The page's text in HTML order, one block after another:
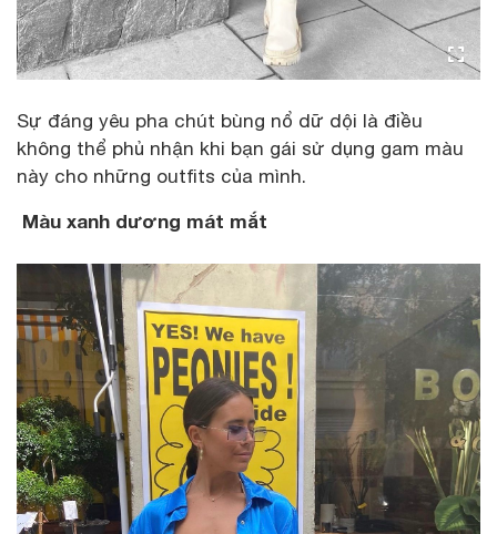
Sự đáng yêu pha chút bùng nổ dữ dội là điều
không thể phủ nhận khi bạn gái sử dụng gam màu
này cho những outfits của mình.
Màu xanh dương mát mắt